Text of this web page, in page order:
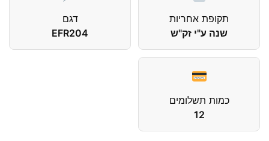
תקופת אחריות
שנה ע"י זק"ש
דגם
EFR204
כמות תשלומים
12